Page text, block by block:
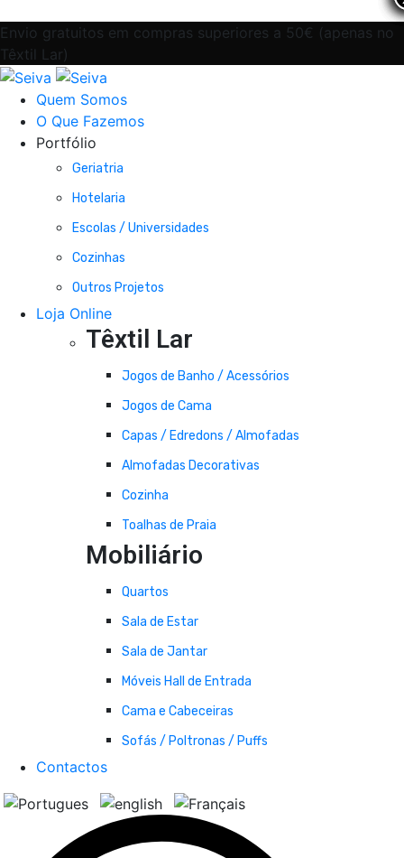
Envio gratuitos em compras superiores a 50€ (apenas no
Têxtil Lar)
Quem Somos
O Que Fazemos
Portfólio
Geriatria
Hotelaria
Escolas / Universidades
Cozinhas
Outros Projetos
Loja Online
Têxtil Lar
Jogos de Banho / Acessórios
Jogos de Cama
Capas / Edredons / Almofadas
Almofadas Decorativas
Cozinha
Toalhas de Praia
Mobiliário
Quartos
Sala de Estar
Sala de Jantar
Móveis Hall de Entrada
Cama e Cabeceiras
Sofás / Poltronas / Puffs
Contactos